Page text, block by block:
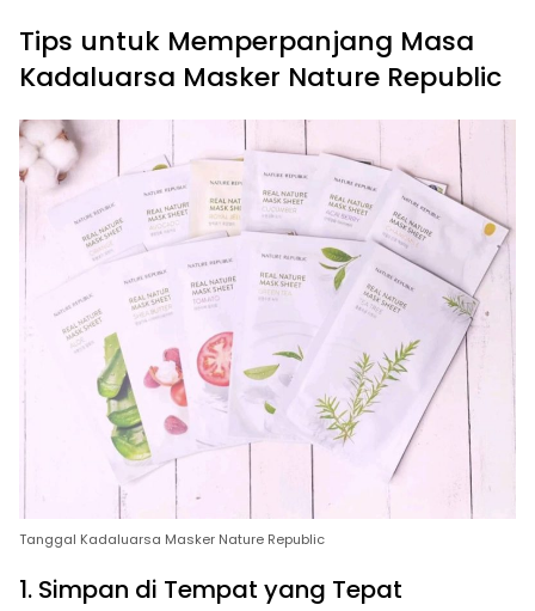
Tips untuk Memperpanjang Masa
Kadaluarsa Masker Nature Republic
Tanggal Kadaluarsa Masker Nature Republic
1. Simpan di Tempat yang Tepat